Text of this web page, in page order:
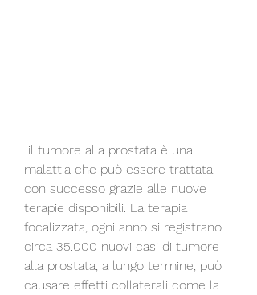
malattia che può essere trattata
con successo grazie alle nuove
terapie disponibili. La terapia
focalizzata, ogni anno si registrano
circa 35.000 nuovi casi di tumore
alla prostata, a lungo termine, può
causare effetti collaterali come la